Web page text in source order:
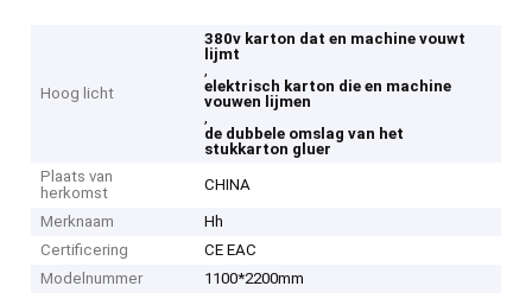
Hoog licht
380v karton dat en machine vouwt
lijmt
,
elektrisch karton die en machine
vouwen lijmen
,
de dubbele omslag van het
stukkarton gluer
Plaats van
herkomst
CHINA
Merknaam
Hh
Certificering
CE EAC
Modelnummer
1100*2200mm